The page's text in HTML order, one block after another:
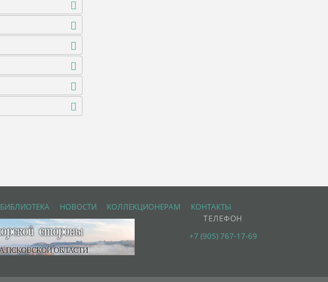
БИБЛИОТЕКА НОВОСТИ КОЛЛЕКЦИОНЕРАМ
КОНТАКТЫ
ТЕЛЕФОН
+7 (905) 767-17-69